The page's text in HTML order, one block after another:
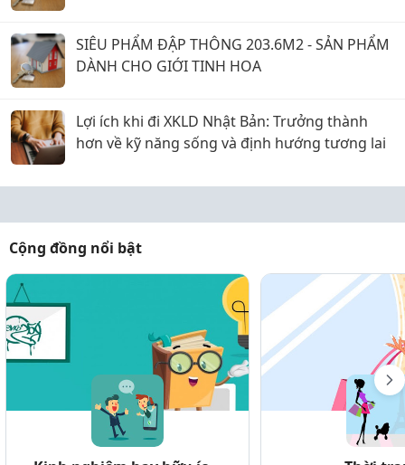
SIÊU PHẨM ĐẬP THÔNG 203.6M2 - SẢN PHẨM
DÀNH CHO GIỚI TINH HOA
Lợi ích khi đi XKLD Nhật Bản: Trưởng thành
hơn về kỹ năng sống và định hướng tương lai
Cộng đồng nổi bật